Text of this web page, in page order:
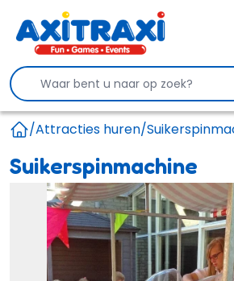
/Attracties huren/
Suikerspinmachine